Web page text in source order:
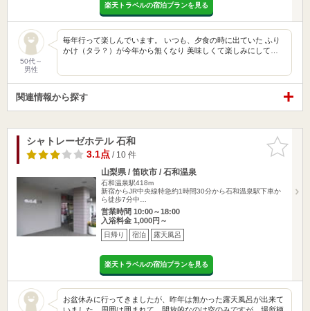
楽天トラベルの宿泊プランを見る
50代～
男性
毎年行って楽しんでいます。 いつも、夕食の時に出ていた ふり
かけ（タラ？）が今年から無くなり 美味しくて楽しみにして…
関連情報から探す
お気に入
りに追加
シャトレーゼホテル 石和
3.1点/ 10 件
山梨県 / 笛吹市 / 石和温泉
石和温泉駅418m
新宿からJR中央線特急約1時間30分から石和温泉駅下車か
ら徒歩7分中…
営業時間 10:00～18:00
入浴料金 1,000円～
日帰り 宿泊 露天風呂
楽天トラベルの宿泊プランを見る
お盆休みに行ってきましたが、昨年は無かった露天風呂が出来て